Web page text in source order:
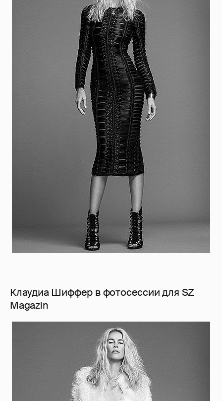
Клаудиа Шиффер в фотосессии для SZ
Magazin